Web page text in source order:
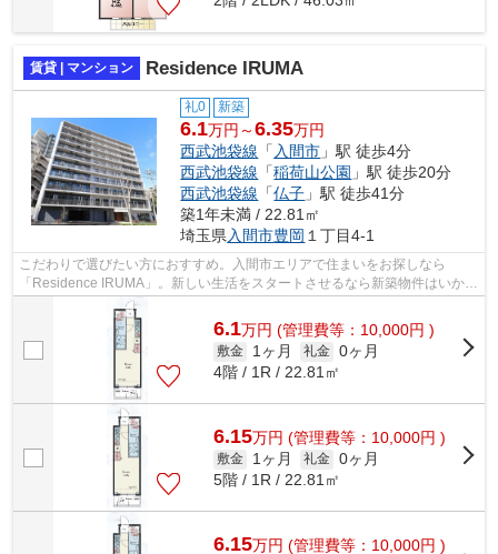
賃貸 | マンション Residence IRUMA
礼0 新築
6.1万円～6.35万円
西武池袋線 「 入間市 」駅 徒歩4分
西武池袋線 「稲荷山公園 」駅 徒歩20分
西武池袋線 「仏子 」駅 徒歩41分
築1年未満 / 22.81㎡
埼玉県 入間市豊岡 １丁目4-1
こだわりで選びたい方におすすめ。入間市エリアで住まいをお探しなら
「Residence IRUMA」。新しい生活をスタートさせるなら新築物件はいかが
でしょうか。こちらはエレベーター付き物件...
6.1万円 (管理費等：10,000円 )
敷金 1ヶ月 礼金 0ヶ月
4階 / 1R / 22.81㎡
6.15万円 (管理費等：10,000円 )
敷金 1ヶ月 礼金 0ヶ月
5階 / 1R / 22.81㎡
6.15万円 (管理費等：10,000円 )